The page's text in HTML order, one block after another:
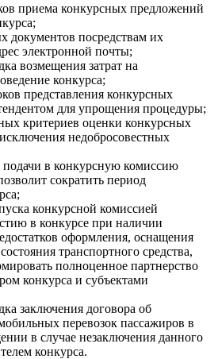
приема конкурсных предложений
документов посредствам их
электронной почты;
возмещения затрат на
конкурса;
представления конкурсных
для упрощения процедуры;
критериев оценки конкурсных
недобросовестных
подачи в конкурсную комиссию
сократить период
конкурсной комиссией
в конкурсе при наличии
оформления, оснащения
транспортного средства,
полноценное партнерство
конкурса и субъектами
заключения договора об
перевозок пассажиров в
в случае незаключения данного
конкурса.